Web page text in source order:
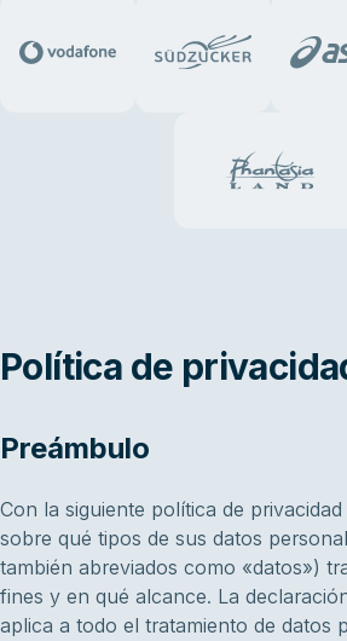
Política de
Preámbulo
Con la siguiente política de
sobre qué tipos de sus datos
también abreviados como «datos»)
fines y en qué alcance. La
aplica a todo el tratamiento de datos